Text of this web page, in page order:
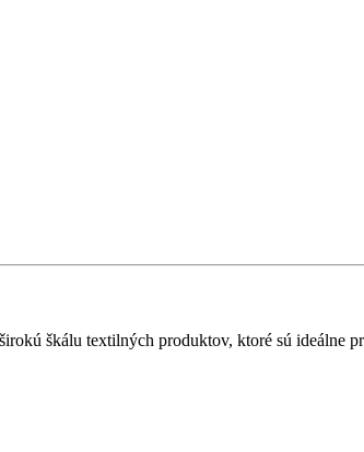
škálu textilných produktov, ktoré sú ideálne